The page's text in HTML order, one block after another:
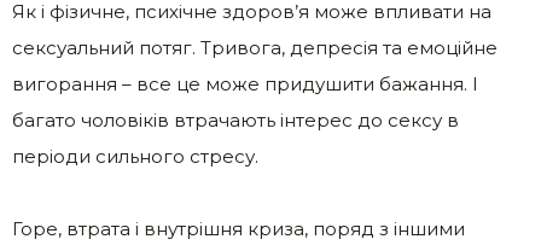
Як і фізичне, психічне здоров’я може впливати на
сексуальний потяг. Тривога, депресія та емоційне
вигорання – все це може придушити бажання. І
багато чоловіків втрачають інтерес до сексу в
періоди сильного стресу.
Горе, втрата і внутрішня криза, поряд з іншими